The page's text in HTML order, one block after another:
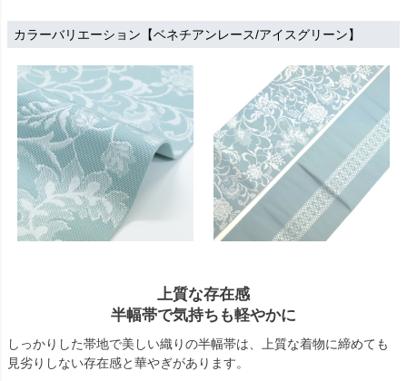
カラーバリエーション【ベネチアンレース/アイスグリーン】
上質な存在感
半幅帯で気持ちも軽やかに
しっかりした帯地で美しい織りの半幅帯は、上質な着物に締めても
見劣りしない存在感と華やぎがあります。